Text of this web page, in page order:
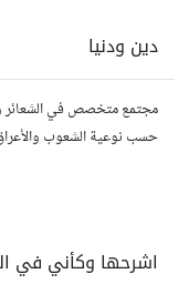
دين ودنيا
مجتمع متخصص في الشعائر
حسب نوعية الشعوب
اشرحها وكأني في